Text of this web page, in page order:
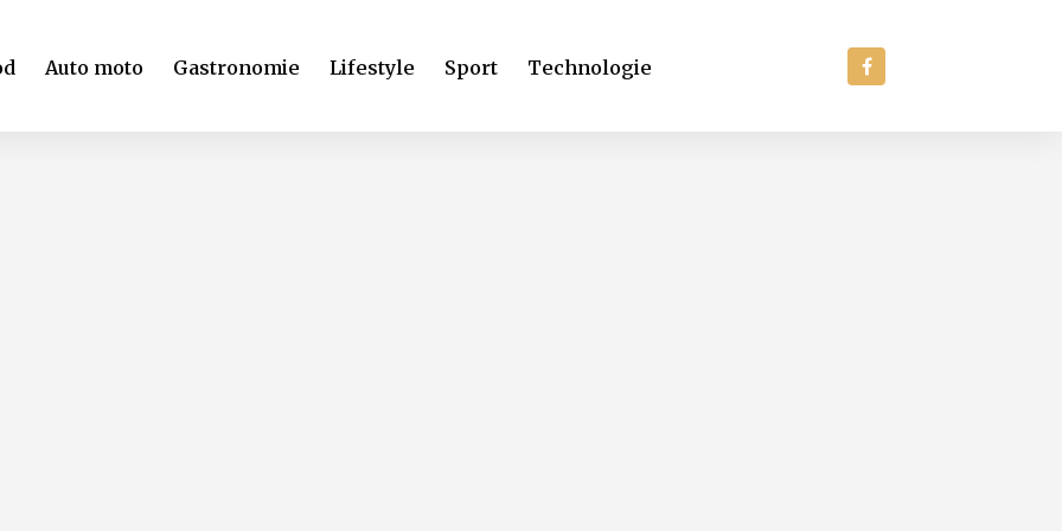
Auto moto Gastronomie Lifestyle Sport Technologie